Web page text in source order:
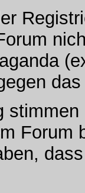
Forum